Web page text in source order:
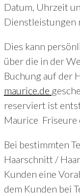
Datum, Uhrzeit
Dienstleistungen
Dies kann
über die in der
Buchung auf der
maurice.de
reserviert ist
Maurice
Bei bestimmten
Haarschnitt /
Kunden eine
dem Kunden bei